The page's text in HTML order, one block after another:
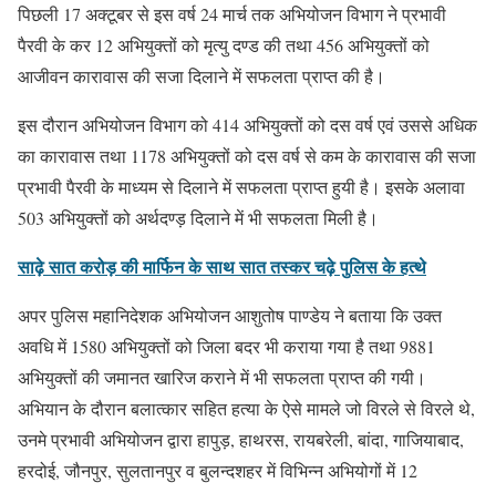
पिछली 17 अक्टूबर से इस वर्ष 24 मार्च तक अभियोजन विभाग ने प्रभावी
पैरवी के कर 12 अभियुक्तों को मृत्यु दण्ड की तथा 456 अभियुक्तों को
आजीवन कारावास की सजा दिलाने में सफलता प्राप्त की है।
इस दौरान अभियोजन विभाग को 414 अभियुक्तों को दस वर्ष एवं उससे अधिक
का कारावास तथा 1178 अभियुक्तों को दस वर्ष से कम के कारावास की सजा
प्रभावी पैरवी के माध्यम से दिलाने में सफलता प्राप्त हुयी है। इसके अलावा
503 अभियुक्तों को अर्थदण्ड़ दिलाने में भी सफलता मिली है।
साढ़े सात करोड़ की मार्फिन के साथ सात तस्कर चढ़े पुलिस के हत्थे
अपर पुलिस महानिदेशक अभियोजन आशुतोष पाण्डेय ने बताया कि उक्त
अवधि में 1580 अभियुक्तों को जिला बदर भी कराया गया है तथा 9881
अभियुक्तों की जमानत खारिज कराने में भी सफलता प्राप्त की गयी।
अभियान के दौरान बलात्कार सहित हत्या के ऐसे मामले जो विरले से विरले थे,
उनमे प्रभावी अभियोजन द्वारा हापुड़, हाथरस, रायबरेली, बांदा, गाजियाबाद,
हरदोई, जौनपुर, सुलतानपुर व बुलन्दशहर में विभिन्न अभियोगों में 12